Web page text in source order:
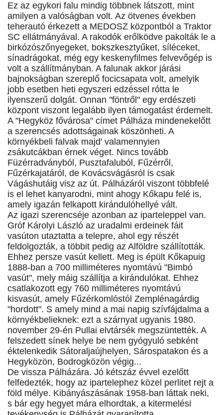
Ez az egykori falu mindig többnek látszott, mint
amilyen a valóságban volt. Az ötvenes években
teherautó érkezett a MEDOSZ központból a Traktor
SC ellátmányával. A rakodók erőlködve pakolták le a
birkózószőnyegeket, bokszkesztyűket, síléceket,
sínadrágokat, még egy keskenyfilmes felvevőgép is
volt a szállítmányban. A falunak akkor járási
bajnokságban szereplő focicsapata volt, amelyik
jobb esetben heti egyszeri edzéssel rótta le
ilyenszerű dolgát. Onnan "föntről" egy erdészeti
központ viszont legalább ilyen támogatást érdemelt.
A "Hegyköz fővárosa" címet Pálháza mindenekelőtt
a szerencsés adottságainak köszönheti. A
környékbeli falvak majd' valamennyien
zsákutcákban érnek véget. Nincs tovább
Füzérradványból, Pusztafaluból, Fűzérről,
Fűzérkajatáról, de Kovácsvágásról is csak
Vágáshutáig visz az út. Pálházáról viszont többfelé
is el lehet kanyarodni, mint ahogy Kőkapu felé is,
amely igazán felkapott kirándulóhellyé vált.
Az igazi szerencséje azonban az iparteleppel van.
Gróf Károlyi László az uradalmi erdeinek fáit
vasúton utaztatta a telepre, ahol egy részét
feldolgozták, a többit pedig az Alföldre szállították.
Ehhez persze vasút kellett. Meg is épült Kőkapuig
1888-ban a 700 milliméteres nyomtávú "Bimbó
vasút", mely máig szállítja a kirándulókat. Ehhez
csatlakozott egy 760 milliméteres nyomtávú
kisvasút, amely Fűzérkomlóstól Zemplénagárdig
"hordott". S amely mind a mai napig szívfájdalma a
környékbelieknek: ezt a szárnyat ugyanis 1980.
november 29-én Pullai elvtársék megszüntették. A
felszedett sínek helye be nem gyógyuló sebként
éktelenkedik Sátoraljaújhelyen, Sárospatakon és a
Hegyközön, Bodrogközön végig...
De vissza Pálházára. Jó kétszáz évvel ezelőtt
felfedezték, hogy az ipartelephez közel perlitet rejt a
föld mélye. Kibányászásának 1958-ban láttak neki,
s bár egy hegyet mára elhordtak, a kitermelési